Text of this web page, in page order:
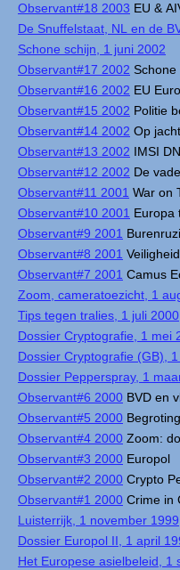
Observant#18 2003 EU &
De Snuffelstaat, NL en de
Schone schijn, 1 juni 2002
Observant#17 2002 Schone
Observant#16 2002 EU
Observant#15 2002 Politie
Observant#14 2002 Op
Observant#13 2002 IMSI
Observant#12 2002 De
Observant#11 2001 War on
Observant#10 2001 Europa
Observant#9 2001
Observant#8 2001
Observant#7 2001 Camus
Zoom, cameratoezicht, 1
Tips tegen tralies, 1 juli 2000
Dossier Cryptografie, 1 mei
Dossier Cryptografie (GB),
Dossier Pepperspray, 1
Observant#6 2000 BVD en
Observant#5 2000
Observant#4 2000 Zoom:
Observant#3 2000 Europol
Observant#2 2000 Crypto
Observant#1 2000 Crime in
Luisterrijk, 1 november 1999
Dossier Europol II, 1 april
Het Europese asielbeleid, 1